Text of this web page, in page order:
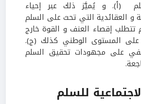
(أ). و يُميَّز ذلك عبر إحياء
و العقائدية التي تحث على السلم
تتطلب إقصاء العنف و القوة خارج
على المستوى الوطني كذلك (ج).
على مجهودات تحقيق السلم
للسلم